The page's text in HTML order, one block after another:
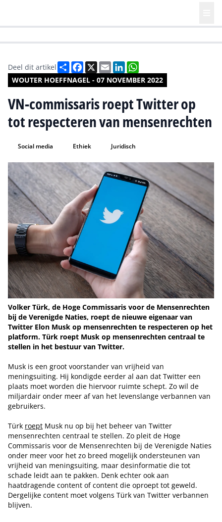
WOUTER HOEFFNAGEL - 07 NOVEMBER 2022
Deel dit artikel DeelFacebook
X EmailLinkedIn
VN-commissaris roept Twitter op
tot respecteren van mensenrechten
Social media Ethiek Juridisch
Volker Türk, de Hoge Commissaris voor de Mensenrechten
bij de Verenigde Naties, roept de nieuwe eigenaar van
Twitter Elon Musk op mensenrechten te respecteren op het
platform. Türk roept Musk op mensenrechten centraal te
stellen in het bestuur van Twitter.
Musk is een groot voorstander van vrijheid van
meningsuiting. Hij kondigde eerder al aan dat Twitter een
plaats moet worden die hiervoor ruimte schept. Zo wil de
miljardair onder meer af van het levenslange verbannen van
gebruikers.
Türk roept Musk nu op bij het beheer van Twitter
mensenrechten centraal te stellen. Zo pleit de Hoge
Commissaris voor de Mensenrechten bij de Verenigde Naties
onder meer voor het zo breed mogelijk ondersteunen van
vrijheid van meningsuiting, maar desinformatie die tot
schade leidt aan te pakken. Denk echter ook aan
haatdragende content of content die oproept tot geweld.
Dergelijke content moet volgens Türk van Twitter verbannen
blijven.